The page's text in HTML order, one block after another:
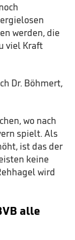
werden, die
viel Kraft
Dr. Böhmert,
wo nach
spielt. Als
ist das der
keine
wird
alle